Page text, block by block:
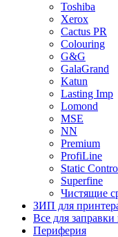
Toshiba
Xerox
Cactus PR
Colouring
G&G
GalaGrand
Katun
Lasting Imp
Lomond
MSE
NN
Premium
ProfiLine
Static
Superfine
Чистящие
ЗИП для
Все для
Периферия